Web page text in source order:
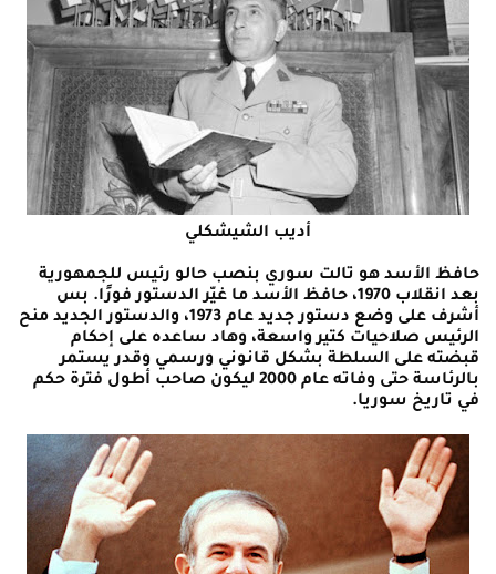
أديب الشيشكلي
حافظ الأسد هو تالت سوري بنصب حالو رئيس للجمهورية
بعد انقلاب 1970، حافظ الأسد ما غيّر الدستور فورًا. بس
أشرف على وضع دستور جديد عام 1973، والدستور الجديد منح
الرئيس صلاحيات كتير واسعة، وهاد ساعده على إحكام
قبضته على السلطة بشكل قانوني ورسمي وقدر يستمر
بالرئاسة حتى وفاته عام 2000 ليكون صاحب أطول فترة حكم
في تاريخ سوريا.